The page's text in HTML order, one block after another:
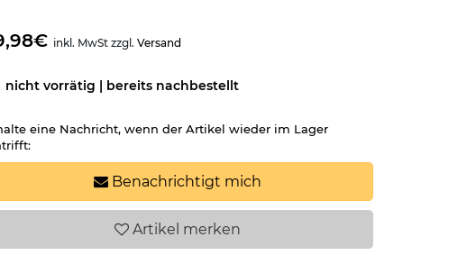
inkl. MwSt zzgl. Versand
nicht vorrätig | bereits nachbestellt
eine Nachricht, wenn der Artikel wieder im Lager
Benachrichtigt mich
Artikel merken